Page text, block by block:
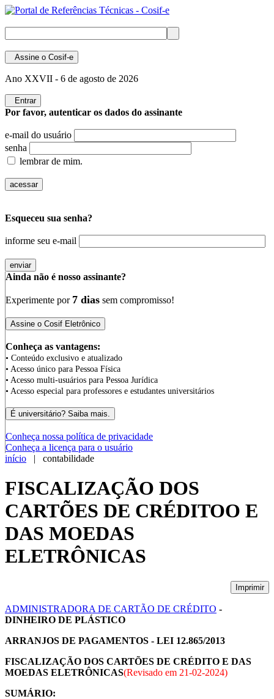
Assine o Cosif-e
Ano XXVII - 6 de agosto de 2026
Entrar
Por favor, autenticar os dados do assinante
e-mail do usuário
senha
lembrar de mim.
Esqueceu sua senha?
informe seu e-mail
Ainda não é nosso assinante?
Experimente por 7 dias sem compromisso!
Conheça as vantagens:
• Conteúdo exclusivo e atualizado
• Acesso único para Pessoa Física
• Acesso multi-usuários para Pessoa Jurídica
• Acesso especial para professores e estudantes universitários
Conheça nossa política de privacidade
Conheça a licença para o usuário
início | contabilidade
FISCALIZAÇÃO DOS
CARTÕES DE CRÉDITOO E
DAS MOEDAS
ELETRÔNICAS
Imprimir
ADMINISTRADORA DE CARTÃO DE CRÉDITO -
DINHEIRO DE PLÁSTICO
ARRANJOS DE PAGAMENTOS - LEI 12.865/2013
FISCALIZAÇÃO DOS CARTÕES DE CRÉDITO E DAS
MOEDAS ELETRÔNICAS(Revisado em 21-02-2024)
SUMÁRIO: